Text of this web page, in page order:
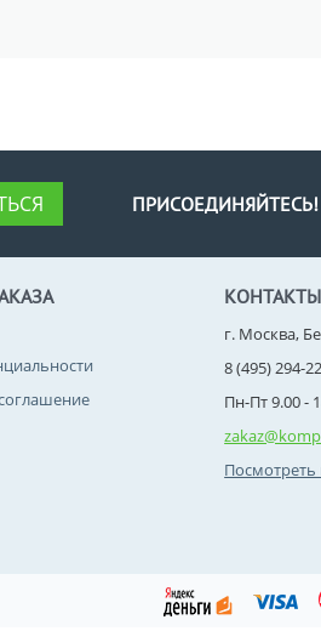
ПРИСОЕДИНЯЙТЕСЬ!
КОНТАКТЫ
г. Москва,
8 (495) 294-
Пн-Пт 9.00 -
Посмотреть